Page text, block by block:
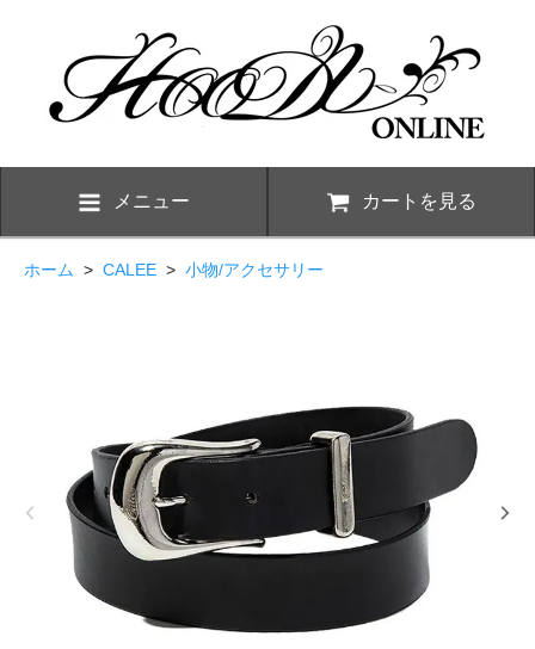
メニュー カートを見る
ホーム > CALEE > 小物/アクセサリー